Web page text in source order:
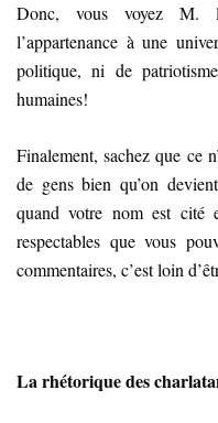
Donc, vous voyez M.
l’appartenance à une
politique, ni de
humaines!
Finalement, sachez que ce
de gens bien qu’on
quand votre nom est cité
respectables que vous
commentaires, c’est loin
La rhétorique des